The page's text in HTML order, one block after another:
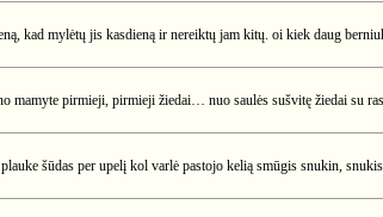
kad mylėtų jis kasdieną ir nereiktų jam kitų. oi kiek daug
pirmieji, pirmieji žiedai… nuo saulės sušvitę žiedai su
šūdas per upelį kol varlė pastojo kelią smūgis snukin,